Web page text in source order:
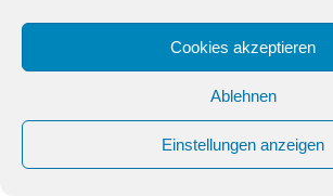
Cookies akzeptieren
Ablehnen
Einstellungen anzeigen
Analysiere deine Inhalte unter
Optimiere für die AI Overviews
Indexierung.